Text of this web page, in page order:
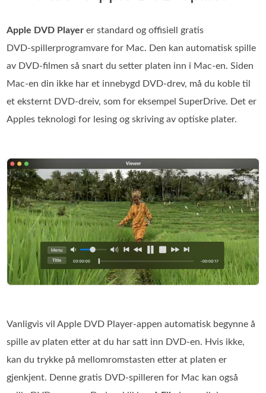
Apple DVD Player er standard og offisiell gratis
DVD‑spillerprogramvare for Mac. Den kan automatisk spille
av DVD‑filmen så snart du setter platen inn i Mac‑en. Siden
Mac‑en din ikke har et innebygd DVD‑drev, må du koble til
et eksternt DVD‑dreiv, som for eksempel SuperDrive. Det er
Apples teknologi for lesing og skriving av optiske plater.
Vanligvis vil Apple DVD Player‑appen automatisk begynne å
spille av platen etter at du har satt inn DVD‑en. Hvis ikke,
kan du trykke på mellomromstasten etter at platen er
gjenkjent. Denne gratis DVD‑spilleren for Mac kan også